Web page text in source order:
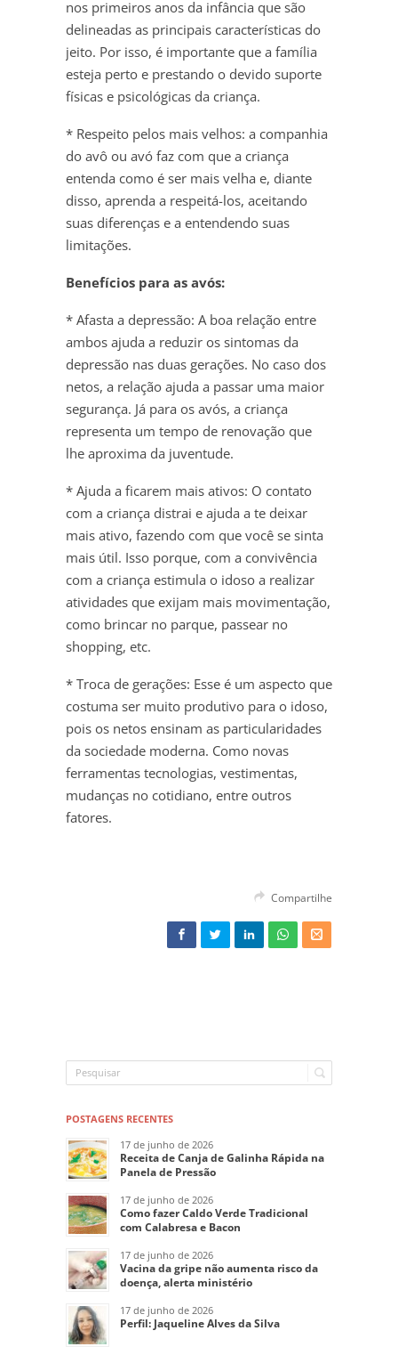
nos primeiros anos da infância que são
delineadas as principais características do
jeito. Por isso, é importante que a família
esteja perto e prestando o devido suporte
físicas e psicológicas da criança.
* Respeito pelos mais velhos: a companhia
do avô ou avó faz com que a criança
entenda como é ser mais velha e, diante
disso, aprenda a respeitá-los, aceitando
suas diferenças e a entendendo suas
limitações.
Benefícios para as avós:
* Afasta a depressão: A boa relação entre
ambos ajuda a reduzir os sintomas da
depressão nas duas gerações. No caso dos
netos, a relação ajuda a passar uma maior
segurança. Já para os avós, a criança
representa um tempo de renovação que
lhe aproxima da juventude.
* Ajuda a ficarem mais ativos: O contato
com a criança distrai e ajuda a te deixar
mais ativo, fazendo com que você se sinta
mais útil. Isso porque, com a convivência
com a criança estimula o idoso a realizar
atividades que exijam mais movimentação,
como brincar no parque, passear no
shopping, etc.
* Troca de gerações: Esse é um aspecto que
costuma ser muito produtivo para o idoso,
pois os netos ensinam as particularidades
da sociedade moderna. Como novas
ferramentas tecnologias, vestimentas,
mudanças no cotidiano, entre outros
fatores.
Compartilhe
POSTAGENS RECENTES
17 de junho de 2026
Receita de Canja de Galinha Rápida na
Panela de Pressão
17 de junho de 2026
Como fazer Caldo Verde Tradicional
com Calabresa e Bacon
17 de junho de 2026
Vacina da gripe não aumenta risco da
doença, alerta ministério
17 de junho de 2026
Perfil: Jaqueline Alves da Silva